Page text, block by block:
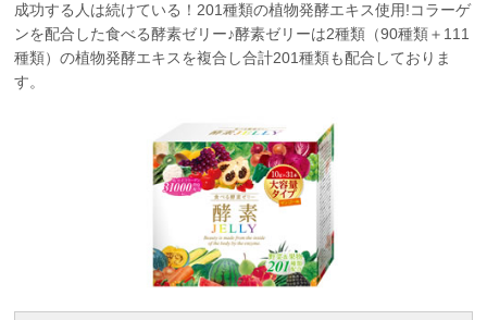
成功する人は続けている！201種類の植物発酵エキス使用!コラーゲ
ンを配合した食べる酵素ゼリー♪酵素ゼリーは2種類（90種類＋111
種類）の植物発酵エキスを複合し合計201種類も配合しておりま
す。